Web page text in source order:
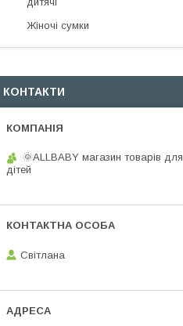
Жіночі сумки
КОНТАКТИ
🌞ALLBABY магазин товарів для
дітей
Світлана